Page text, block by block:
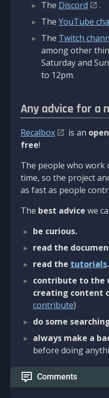
The Discord
.
The YouTube
The Twitch
among other
Saturday and
to 12pm.
Any advice for a
Recalbox is an
free!
The people who work
time, so the project
as fast as people
The best advice we
be curious.
read the
read the tutorials.
contribute to the
creating content
contribute)
do some
always make a
before doing
Comments